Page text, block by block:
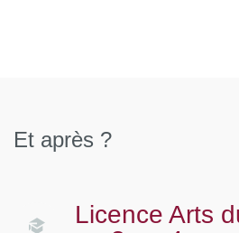
Et après ?
Licence Arts